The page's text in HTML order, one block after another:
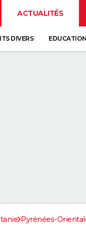
ACTUALITÉS
DIVERS EDUCATION
Pyrénées-